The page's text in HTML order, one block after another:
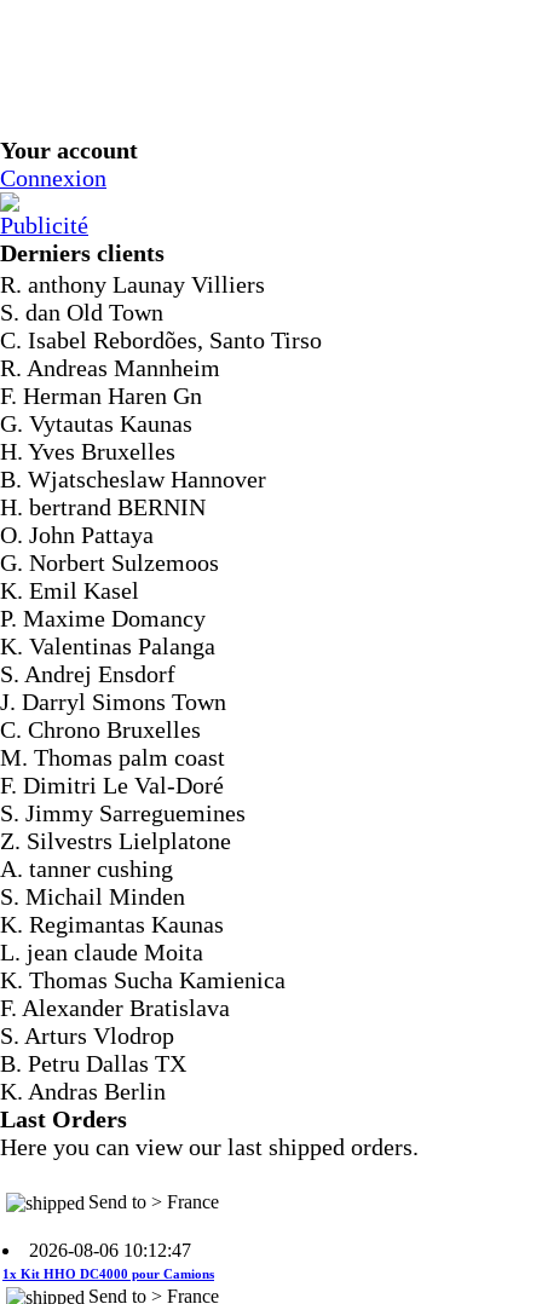
Your account
Connexion
Derniers clients
R. anthony Launay Villiers
S. dan Old Town
C. Isabel Rebordões, Santo Tirso
R. Andreas Mannheim
F. Herman Haren Gn
G. Vytautas Kaunas
H. Yves Bruxelles
B. Wjatscheslaw Hannover
H. bertrand BERNIN
O. John Pattaya
G. Norbert Sulzemoos
K. Emil Kasel
P. Maxime Domancy
K. Valentinas Palanga
S. Andrej Ensdorf
J. Darryl Simons Town
C. Chrono Bruxelles
M. Thomas palm coast
F. Dimitri Le Val-Doré
S. Jimmy Sarreguemines
Z. Silvestrs Lielplatone
A. tanner cushing
S. Michail Minden
K. Regimantas Kaunas
L. jean claude Moita
K. Thomas Sucha Kamienica
F. Alexander Bratislava
S. Arturs Vlodrop
B. Petru Dallas TX
K. Andras Berlin
Last Orders
Here you can view our last shipped orders.
2026-08-06 10:12:47
1x Kit HHO DC4000 pour Camions
Send to > France
2026-08-06 10:12:47
1x Kit HHO DC4000 pour Camions
1x Kit HHO DC4000 pour Camions
Send to > France